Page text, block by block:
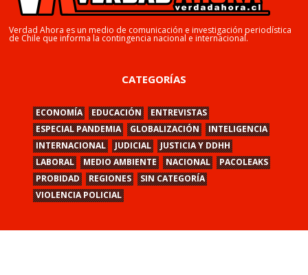
Verdad Ahora es un medio de comunicación e investigación periodística
de Chile que informa la contingencia nacional e internacional.
CATEGORÍAS
ECONOMÍA EDUCACIÓN
ENTREVISTAS
ESPECIAL PANDEMIA
GLOBALIZACIÓN
INTELIGENCIA
INTERNACIONAL
JUDICIAL
JUSTICIA Y DDHH
LABORAL
MEDIO AMBIENTE NACIONAL
PACOLEAKS
PROBIDAD
REGIONES
SIN CATEGORÍA
VIOLENCIA POLICIAL